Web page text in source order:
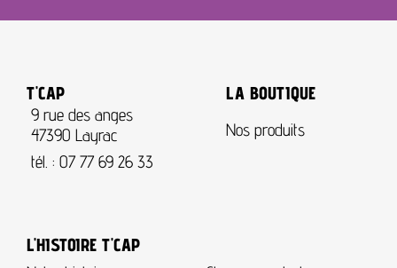
T'CAP
9 rue des anges
47390 Layrac
tél. : 07 77 69 26 33
LA BOUTIQUE
Nos produits
L'HISTOIRE T'CAP